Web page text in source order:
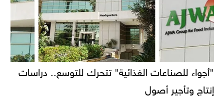
"أجواء للصناعات الغذائية" تتحرك للتوسع.. دراسات
إنتاج وتأجير أصول